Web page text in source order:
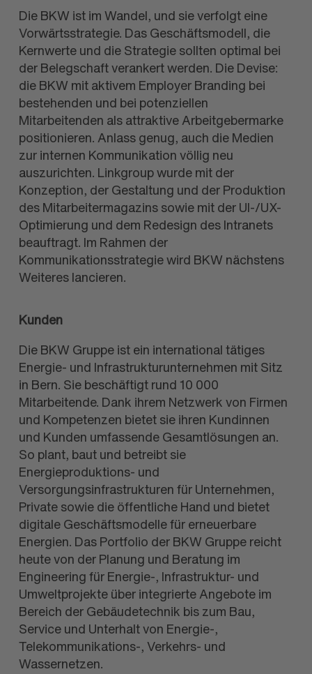
Die BKW ist im Wandel, und sie verfolgt eine
Vorwärtsstrategie. Das Geschäftsmodell, die
Kernwerte und die Strategie sollten optimal bei
der Belegschaft verankert werden. Die Devise:
die BKW mit aktivem Employer Branding bei
bestehenden und bei potenziellen
Mitarbeitenden als attraktive Arbeitgebermarke
positionieren. Anlass genug, auch die Medien
zur internen Kommunikation völlig neu
auszurichten. Linkgroup wurde mit der
Konzeption, der Gestaltung und der Produktion
des Mitarbeitermagazins sowie mit der UI-/UX-
Optimierung und dem Redesign des Intranets
beauftragt. Im Rahmen der
Kommunikationsstrategie wird BKW nächstens
Weiteres lancieren.
Kunden
Die BKW Gruppe ist ein international tätiges
Energie- und Infrastrukturunternehmen mit Sitz
in Bern. Sie beschäftigt rund 10 000
Mitarbeitende. Dank ihrem Netzwerk von Firmen
und Kompetenzen bietet sie ihren Kundinnen
und Kunden umfassende Gesamtlösungen an.
So plant, baut und betreibt sie
Energieproduktions- und
Versorgungsinfrastrukturen für Unternehmen,
Private sowie die öffentliche Hand und bietet
digitale Geschäftsmodelle für erneuerbare
Energien. Das Portfolio der BKW Gruppe reicht
heute von der Planung und Beratung im
Engineering für Energie-, Infrastruktur- und
Umweltprojekte über integrierte Angebote im
Bereich der Gebäudetechnik bis zum Bau,
Service und Unterhalt von Energie-,
Telekommunikations-, Verkehrs- und
Wassernetzen.